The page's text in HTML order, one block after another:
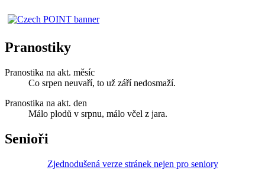
Pranostiky
Pranostika na akt. měsíc
Co srpen neuvaří, to už září nedosmaží.
Pranostika na akt. den
Málo plodů v srpnu, málo včel z jara.
Senioři
Zjednodušená verze stránek nejen pro seniory